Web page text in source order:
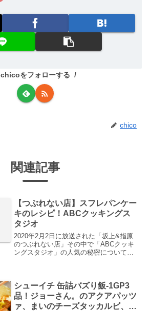
chicoをフォローする
chico
関連記事
【つぶれない店】スフレパンケー
キのレシピ！ABCクッキングス
タジオ
2020年2月2日に放送された「坂上&指原
のつぶれない店」その中で「ABCクッキ
ングスタジオ」の人気の秘密について特
シューイチ 缶詰バズり飯-1GP3
品！ジョーさん。のアクアパッツ
ァ、まいのチーズタッカルビ、ま